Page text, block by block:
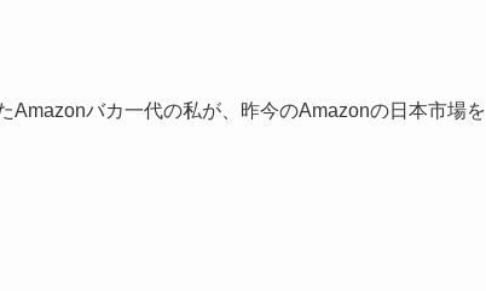
Amazonバカ一代の私が、昨今のAmazonの日本市場を